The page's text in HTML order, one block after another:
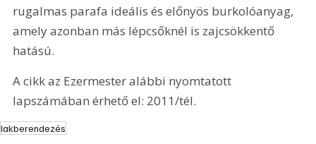
rugalmas parafa ideális és előnyös burkolóanyag,
amely azonban más lépcsőknél is zajcsökkentő
hatású.
A cikk az Ezermester alábbi nyomtatott
lapszámában érhető el: 2011/tél.
lakberendezés